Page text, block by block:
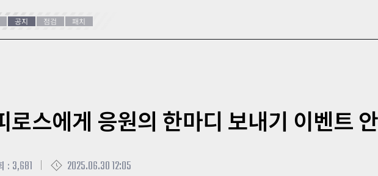
이벤트 게임소개
NEXON NOW
카스온라인TV
전략게시판
설문조사
크리에이터 공지 FAQ
화
비매너 채팅 /
불법 프로그램 신고
공지 점검 패치
로스에게 응원의 한마디 보내기 이벤트
: 3,681 2025.06.30 12:05